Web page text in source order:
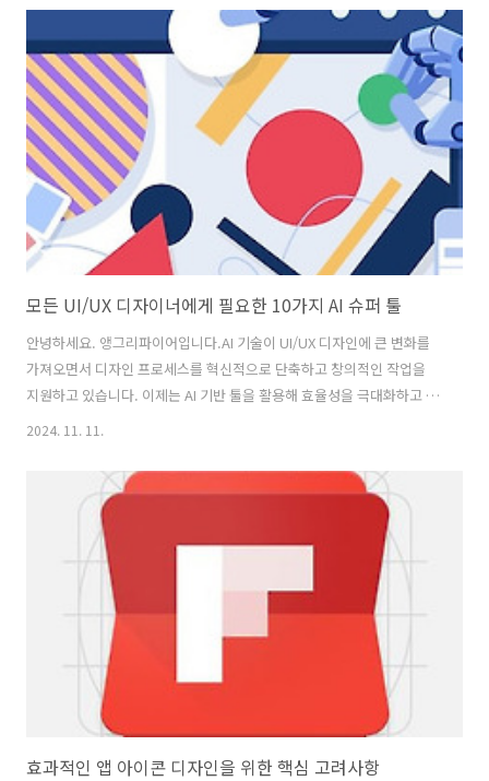
의 차이가 불러오는 어려움안드로이드 플랫폼에서는 화면 밀도에 따라
UI 요소가 일관되게 보이도록 dp(density-independent pixels) 단위
를 사용합니다. 반면, Figma와 같은 디자인 툴에서는 기본적으로
px(pixels) 단위를 사용합니다. 이 차이점 때문에 변환 과정에서 다음과
같은 문제가 생길 수 있습니다:화면 밀도 차이에 ..
모든 UI/UX 디자이너에게 필요한 10가지 AI 슈퍼 툴
안녕하세요. 앵그리파이어입니다.AI 기술이 UI/UX 디자인에 큰 변화를
가져오면서 디자인 프로세스를 혁신적으로 단축하고 창의적인 작업을
지원하고 있습니다. 이제는 AI 기반 툴을 활용해 효율성을 극대화하고 디
자인의 질을 높이는 것이 필수가 되었죠. 오늘은 모든 UI/UX 디자이너가
Layout과 Smart AnimateAI 기능을 탑재한 Figma는 현대 UI/UX 디자
이너들이 가장 선호하는 툴입니다.Auto Layout을 통해 요소 간의 간격
을 자동으로 맞춰주고, 리사이징에 대응할 수 있어 반응형 디자인 작업이
매우 수월해집니다.Smart Animate는 프로토타입 애니메이션을 자동으
로 생성해 주어 자연스러운 인터랙션..
2024. 11. 11.
효과적인 앱 아이콘 디자인을 위한 핵심 고려사항